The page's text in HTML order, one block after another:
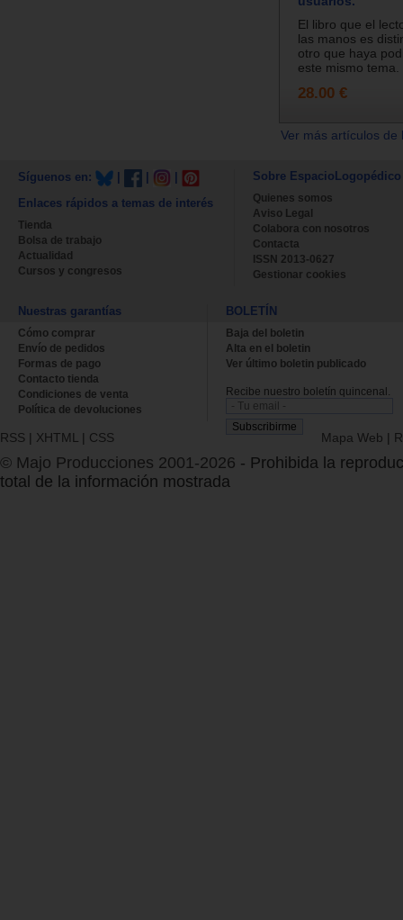
El libro que el
las manos es
otro que haya
este mismo tema.
28.00 €
Ver más artículos
Síguenos en:
Enlaces rápidos a temas de interés
Tienda
Bolsa de trabajo
Actualidad
Cursos y congresos
Sobre EspacioLogopédico
Quienes somos
Aviso Legal
Colabora con nosotros
Contacta
ISSN 2013-0627
Gestionar cookies
Nuestras garantías
Cómo comprar
Envío de pedidos
Formas de pago
Contacto tienda
Condiciones de venta
Política de devoluciones
BOLETÍN
Baja del boletin
Alta en el boletin
Ver último boletin publicado
Recibe nuestro boletín quincenal.
RSS | XHTML | CSS Mapa Web |
© Majo Producciones 2001-2026 - Prohibida la
total de la información mostrada